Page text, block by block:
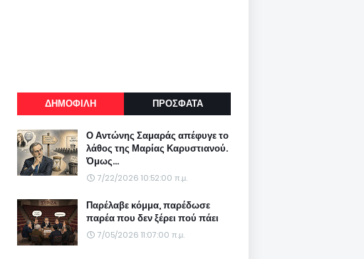
ΔΗΜΟΦΙΛΗ ΠΡΟΣΦΑΤΑ
Ο Αντώνης Σαμαράς απέφυγε το
λάθος της Μαρίας Καρυστιανού.
Όμως...
7/22/2026 10:52:00 π.μ.
Παρέλαβε κόμμα, παρέδωσε
παρέα που δεν ξέρει πού πάει
7/05/2026 11:07:00 π.μ.